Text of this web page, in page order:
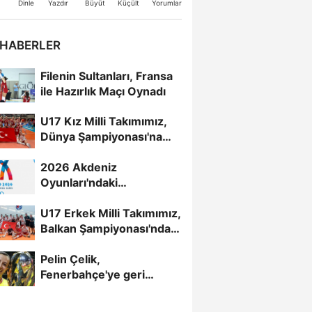
Dinle Yazdır Büyüt Küçült Yorumlar
Filenin Sultanları, Fransa
ile Hazırlık Maçı Oynadı
U17 Kız Milli Takımımız,
Dünya Şampiyonası'na
2026 Akdeniz
Oyunları'ndaki
U17 Erkek Milli Takımımız,
Balkan Şampiyonası'nda
Pelin Çelik,
Fenerbahçe'ye geri